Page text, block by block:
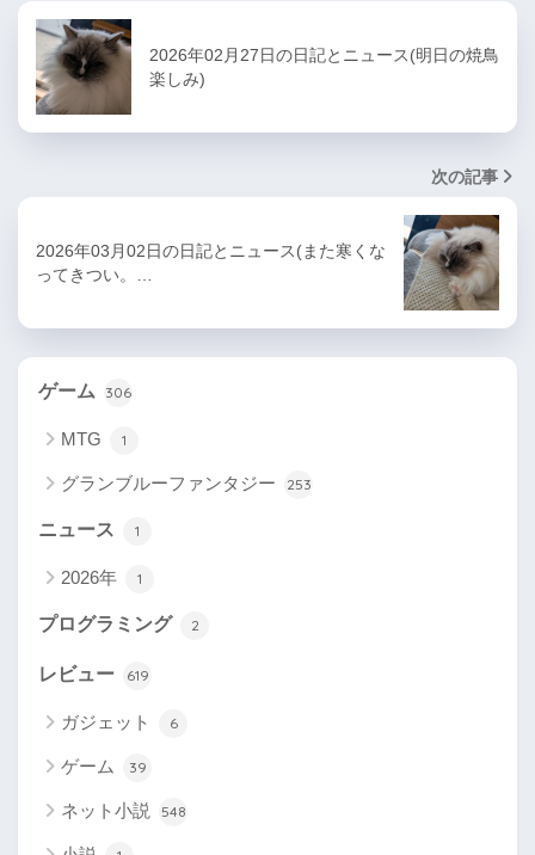
2026年02月27日の日記とニュース(明日の焼鳥
楽しみ)
次の記事
2026年03月02日の日記とニュース(また寒くな
ってきつい。…
ゲーム 306
MTG 1
グランブルーファンタジー 253
ニュース 1
2026年 1
プログラミング 2
レビュー 619
ガジェット 6
ゲーム 39
ネット小説 548